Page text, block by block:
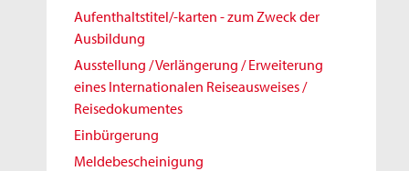
Aufenthaltstitel/-karten - zum Zweck der
Ausbildung
Ausstellung / Verlängerung / Erweiterung
eines Internationalen Reiseausweises /
Reisedokumentes
Einbürgerung
Meldebescheinigung